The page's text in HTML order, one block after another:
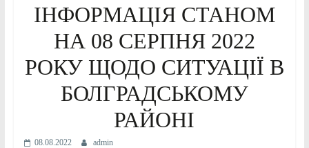
ІНФОРМАЦІЯ СТАНОМ
НА 08 СЕРПНЯ 2022
РОКУ ЩОДО СИТУАЦІЇ В
БОЛГРАДСЬКОМУ
РАЙОНІ
08.08.2022 admin